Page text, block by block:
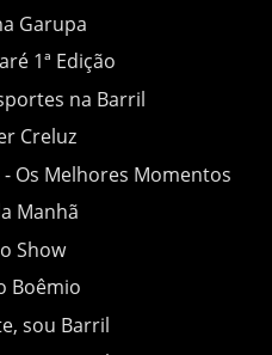
Garupa
1ª Edição
na Barril
Creluz
- Os Melhores Momentos
Manhã
Show
Boêmio
sou Barril